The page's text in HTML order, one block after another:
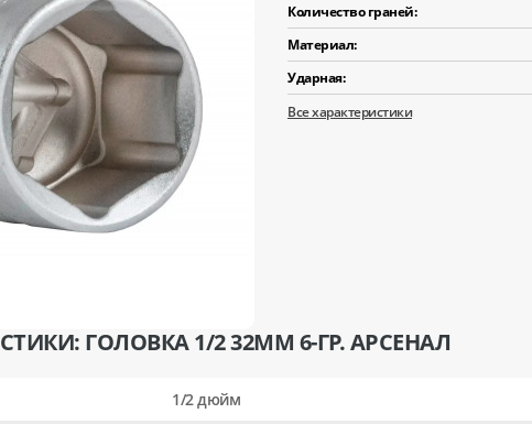
Количество граней:
Материал:
Ударная:
Все характеристики
ГОЛОВКА 1/2 32ММ 6-ГР. АРСЕНАЛ
1/2 дюйм